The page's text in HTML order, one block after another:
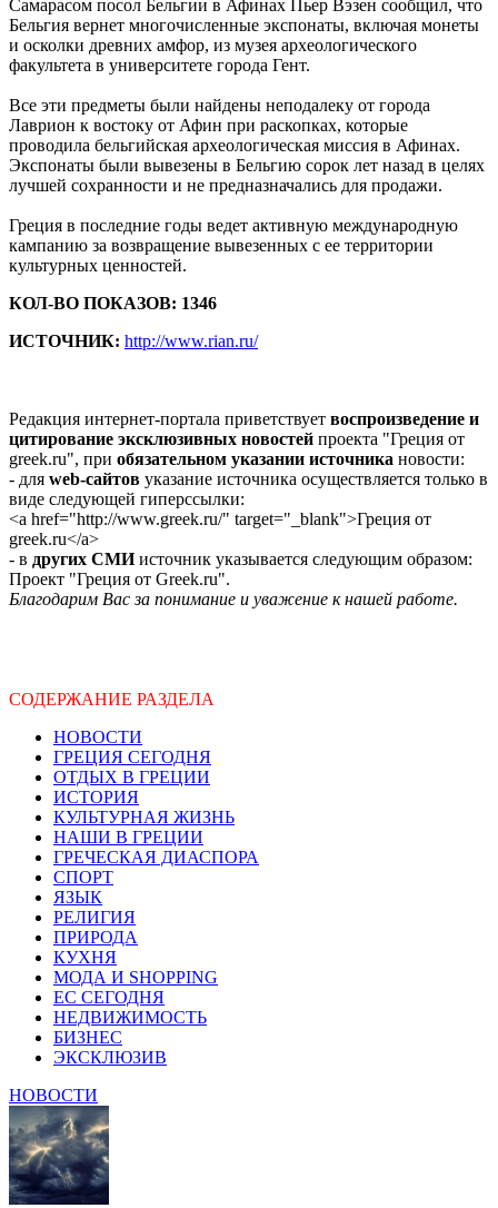
Самарасом посол Бельгии в Афинах Пьер Вэзен сообщил, что
Бельгия вернет многочисленные экспонаты, включая монеты
и осколки древних амфор, из музея археологического
факультета в университете города Гент.
Все эти предметы были найдены неподалеку от города
Лаврион к востоку от Афин при раскопках, которые
проводила бельгийская археологическая миссия в Афинах.
Экспонаты были вывезены в Бельгию сорок лет назад в целях
лучшей сохранности и не предназначались для продажи.
Греция в последние годы ведет активную международную
кампанию за возвращение вывезенных с ее территории
культурных ценностей.
КОЛ-ВО ПОКАЗОВ: 1346
ИСТОЧНИК: http://www.rian.ru/
Редакция интернет-портала приветствует воспроизведение и
цитирование эксклюзивных новостей проекта "Греция от
greek.ru", при обязательном указании источника новости:
- для web-сайтов указание источника осуществляется только в
виде следующей гиперссылки:
<a href="http://www.greek.ru/" target="_blank">Греция от
greek.ru</a>
- в других СМИисточник указывается следующим образом:
Проект "Греция от Greek.ru".
Благодарим Вас за понимание и уважение к нашей работе.
СОДЕРЖАНИЕ РАЗДЕЛА
НОВОСТИ
ГРЕЦИЯ СЕГОДНЯ
ОТДЫХ В ГРЕЦИИ
ИСТОРИЯ
КУЛЬТУРНАЯ ЖИЗНЬ
НАШИ В ГРЕЦИИ
ГРЕЧЕСКАЯ ДИАСПОРА
СПОРТ
ЯЗЫК
РЕЛИГИЯ
ПРИРОДА
КУХНЯ
МОДА И SHOPPING
ЕС СЕГОДНЯ
НЕДВИЖИМОСТЬ
БИЗНЕС
ЭКСКЛЮЗИВ
НОВОСТИ